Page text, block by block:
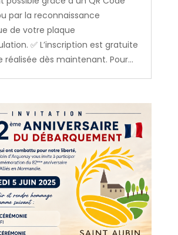
par la reconnaissance
de votre plaque
✅ L’inscription est gratuite
dès maintenant. Pour...